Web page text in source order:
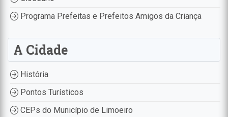
Programa Prefeitas e Prefeitos Amigos da Criança
A Cidade
História
Pontos Turísticos
CEPs do Município de Limoeiro